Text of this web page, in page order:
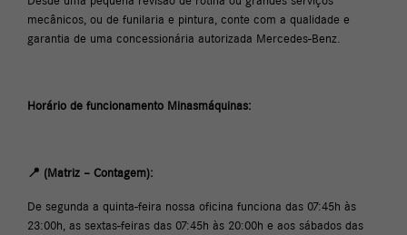
mecânicos, ou de funilaria e pintura, conte com a qualidade e
garantia de uma concessionária autorizada Mercedes-Benz.
Horário de funcionamento Minasmáquinas:
📍 (Matriz – Contagem):
De segunda a quinta-feira nossa oficina funciona das 07:45h às
23:00h, as sextas-feiras das 07:45h às 20:00h e aos sábados das